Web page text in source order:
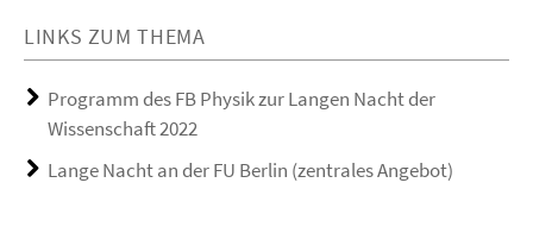
LINKS ZUM THEMA
Programm des FB Physik zur Langen Nacht der
Wissenschaft 2022
Lange Nacht an der FU Berlin (zentrales Angebot)